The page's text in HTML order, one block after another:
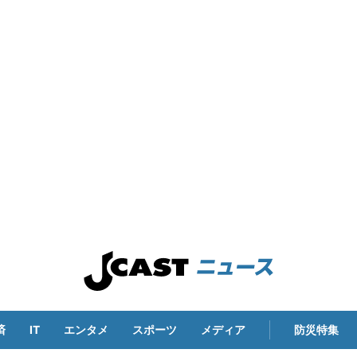
IT エンタメ スポーツ メディア 防災特集